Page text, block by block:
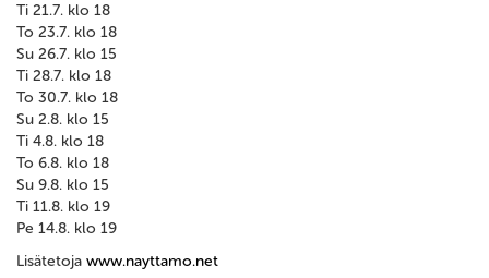
Ti 21.7. klo 18
To 23.7. klo 18
Su 26.7. klo 15
Ti 28.7. klo 18
To 30.7. klo 18
Su 2.8. klo 15
Ti 4.8. klo 18
To 6.8. klo 18
Su 9.8. klo 15
Ti 11.8. klo 19
Pe 14.8. klo 19
Lisätetoja www.nayttamo.net